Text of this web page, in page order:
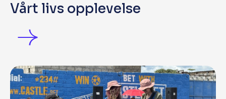
Vårt livs opplevelse